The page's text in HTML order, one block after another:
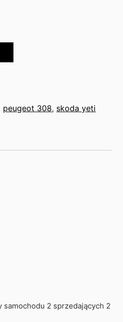
peugeot 308, skoda yeti
samochodu 2 sprzedających 2